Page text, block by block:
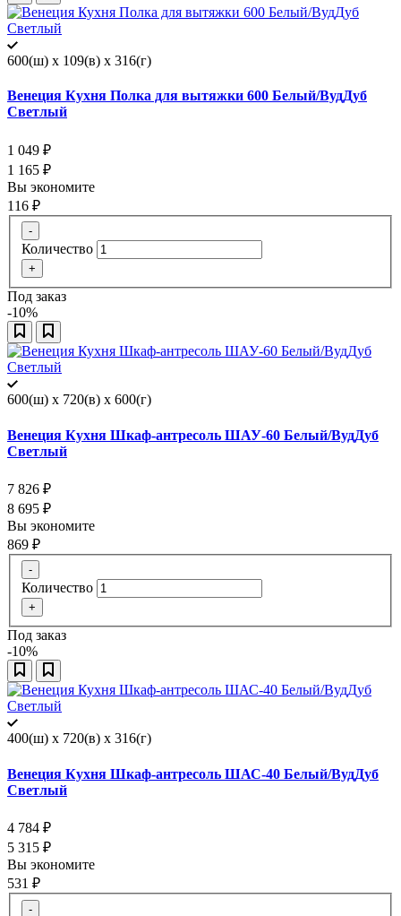
600(ш) x 109(в) x 316(г)
Венеция Кухня Полка для вытяжки 600 Белый/ВудДуб
Светлый
1 049 ₽
1 165 ₽
Вы экономите
116 ₽
-
Количество
+
Под заказ
-10%
600(ш) x 720(в) x 600(г)
Венеция Кухня Шкаф-антресоль ШАУ-60 Белый/ВудДуб
Светлый
7 826 ₽
8 695 ₽
Вы экономите
869 ₽
-
Количество
+
Под заказ
-10%
400(ш) x 720(в) x 316(г)
Венеция Кухня Шкаф-антресоль ШАС-40 Белый/ВудДуб
Светлый
4 784 ₽
5 315 ₽
Вы экономите
531 ₽
-